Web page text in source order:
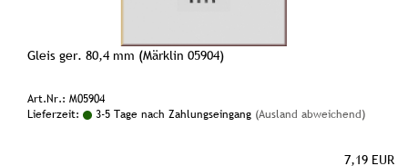
Gleis ger. 80,4 mm (Märklin 05904)
Art.Nr.: M05904
Lieferzeit:
3-5 Tage nach Zahlungseingang (Ausland abweichend)
7,19 EUR